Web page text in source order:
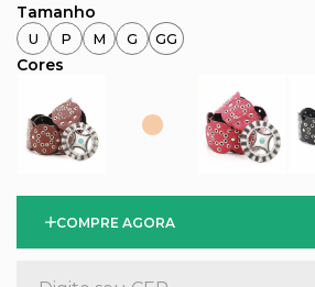
U P M G GG
COMPRE AGORA